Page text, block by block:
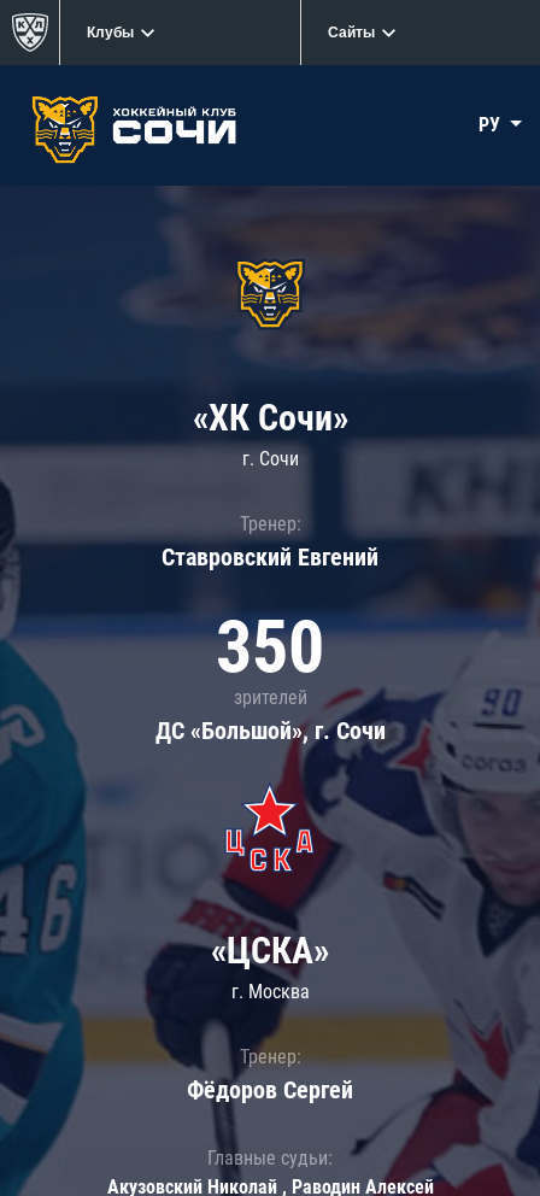
Клубы Сайты
РУ
«ХК Сочи»
г. Сочи
Тренер:
Ставровский Евгений
350
зрителей
ДС «Большой», г. Сочи
«ЦСКА»
г. Москва
Тренер:
Фёдоров Сергей
Главные судьи:
Акузовский Николай , Раводин Алексей